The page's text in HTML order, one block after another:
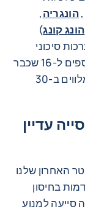
,הונגריה,
הונג קונג)
לאחור של 78 הערכות סיכוני
מדינות בשנה שעברה, שדרוגים אלו מתווספים ל-16 שכבר
יושמו במחצית הראשונה של 2020. אלו מלווים ב-30
עדיין
האחרון שלנו
בחיסון
סייעה למנוע